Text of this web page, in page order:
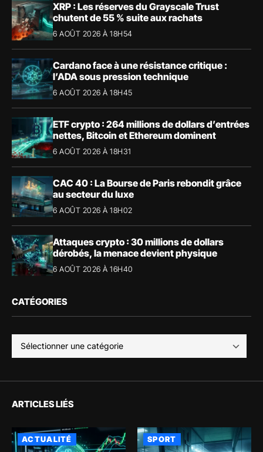
XRP : Les réserves du Grayscale Trust
chutent de 55 % suite aux rachats
6 AOÛT 2026 À 18H54
Cardano face à une résistance critique :
l’ADA sous pression technique
6 AOÛT 2026 À 18H45
ETF crypto : 264 millions de dollars d’entrées
nettes, Bitcoin et Ethereum dominent
6 AOÛT 2026 À 18H31
CAC 40 : La Bourse de Paris rebondit grâce
au secteur du luxe
6 AOÛT 2026 À 18H02
Attaques crypto : 30 millions de dollars
dérobés, la menace devient physique
6 AOÛT 2026 À 16H40
CATÉGORIES
ARTICLES LIÉS
ACTUALITÉ SPORT